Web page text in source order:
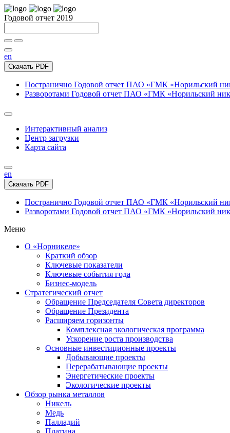
Годовой отчет 2019
en
Скачать PDF
Постранично Годовой отчет ПАО «ГМК «Норильский
Разворотами Годовой отчет ПАО «ГМК «Норильский
Интерактивный анализ
Центр загрузки
Карта сайта
en
Скачать PDF
Постранично Годовой отчет ПАО «ГМК «Норильский
Разворотами Годовой отчет ПАО «ГМК «Норильский
Меню
О «Норникеле»
Краткий обзор
Ключевые показатели
Ключевые события года
Бизнес-модель
Стратегический отчет
Обращение Председателя Совета директоров
Обращение Президента
Расширяем горизонты
Комплексная экологическая программа
Ускорение роста производства
Основные инвестиционные проекты
Добывающие проекты
Перерабатывающие проекты
Энергетические проекты
Экологические проекты
Обзор рынка металлов
Никель
Медь
Палладий
Платина